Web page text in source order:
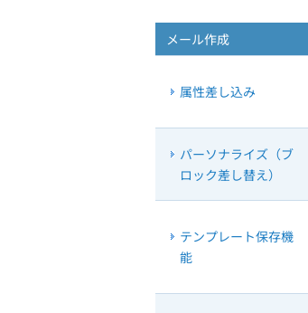
メール作成
属性差し込み
パーソナライズ（ブ
ロック差し替え）
テンプレート保存機
能